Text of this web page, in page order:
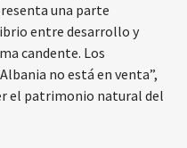
una parte
entre desarrollo y
candente. Los
no está en venta”,
el patrimonio natural del